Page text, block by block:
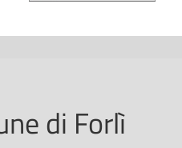
di Forlì